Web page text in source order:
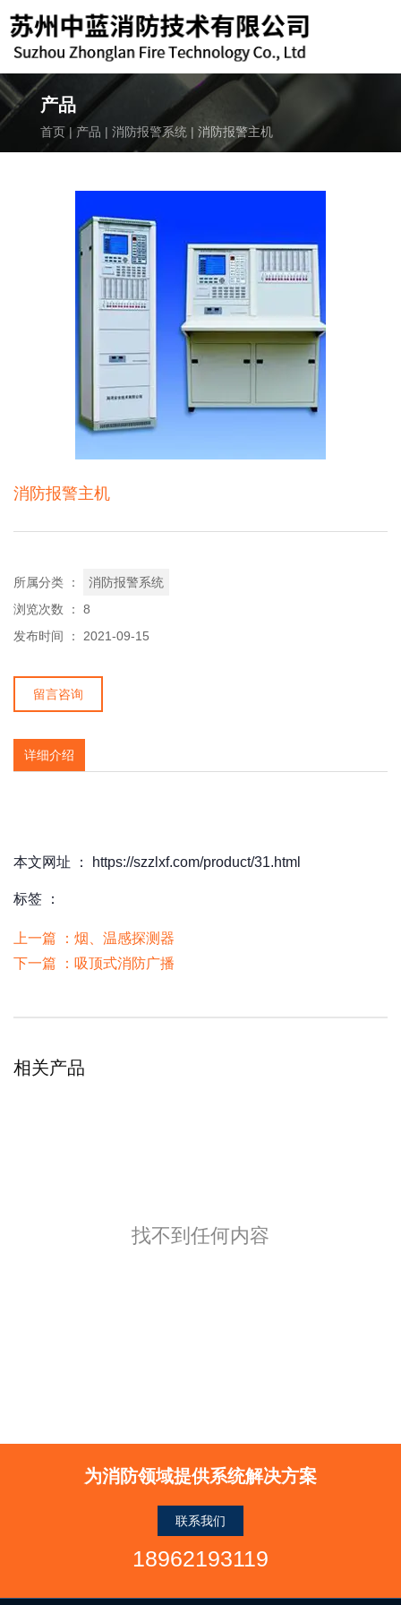
致电我们
kuns119@163.com
产品
首页 产品 消防报警系统 消防报警主机
消防报警主机
所属分类 ：
消防报警系统
浏览次数 ： 8
发布时间 ： 2021-09-15
留言咨询
详细介绍
本文网址 ： https://szzlxf.com/product/31.html
标签 ：
上一篇 ： 烟、温感探测器
下一篇 ： 吸顶式消防广播
相关产品
找不到任何内容
为消防领域提供系统解决方案
联系我们
18962193119